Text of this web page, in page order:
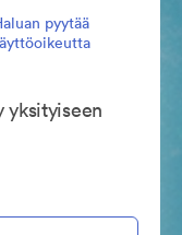
pyytää
yksityiseen